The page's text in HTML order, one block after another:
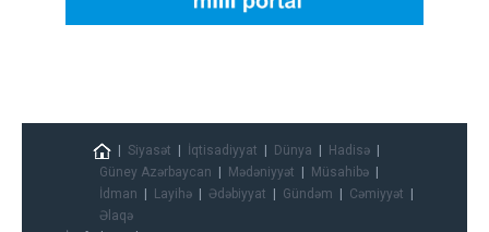
Siyasət İqtisadiyyat Dünya
Hadisə
Güney Azərbaycan
Mədəniyyət
Müsahibə
İdman
Layihə Ədəbiyyat Gündəm
Cəmiyyət
Əlaqə